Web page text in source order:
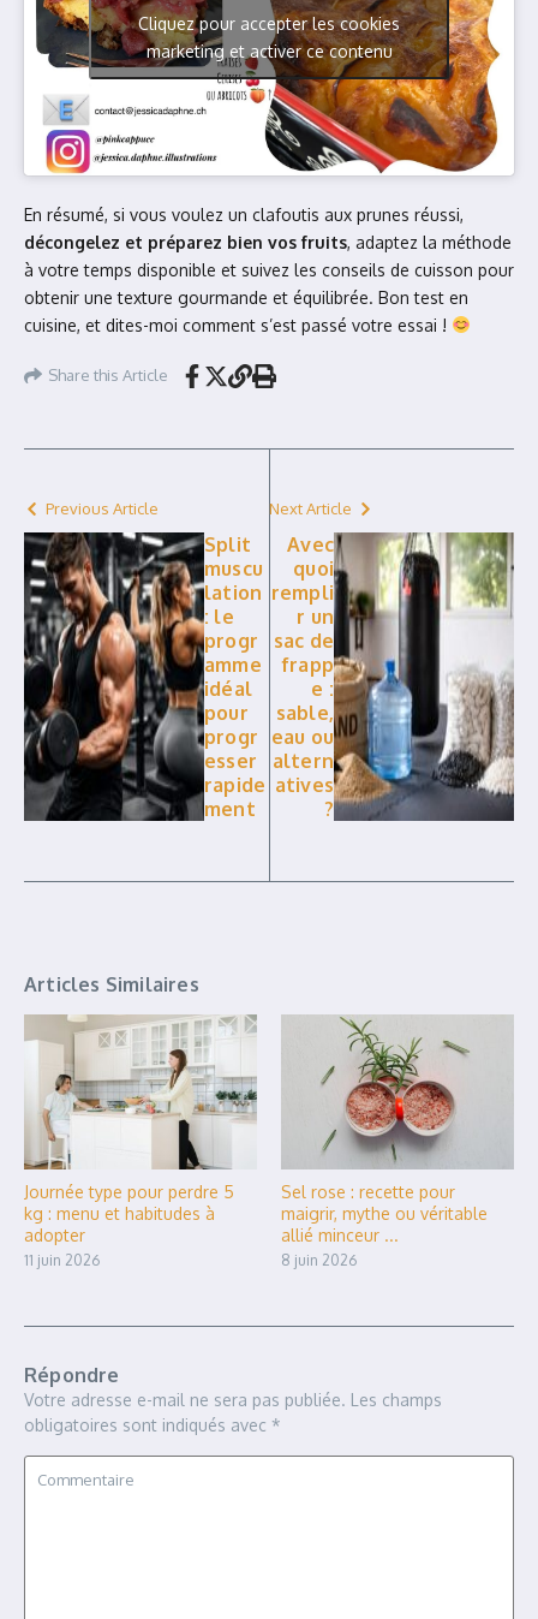
Cliquez pour accepter les cookies
marketing et activer ce contenu
En résumé, si vous voulez un clafoutis aux prunes réussi,
décongelez et préparez bien vos fruits, adaptez la méthode
à votre temps disponible et suivez les conseils de cuisson pour
obtenir une texture gourmande et équilibrée. Bon test en
cuisine, et dites-moi comment s’est passé votre essai !
Share this Article
Previous Article
Split
muscu
lation
: le
progr
amme
idéal
pour
progr
esser
rapide
ment
Next Article
Avec
quoi
rempli
r un
sac de
frapp
e :
sable,
eau ou
altern
atives
?
Articles Similaires
Journée type pour perdre 5
kg : menu et habitudes à
adopter
11 juin 2026
Sel rose : recette pour
maigrir, mythe ou véritable
allié minceur ...
8 juin 2026
Répondre
Votre adresse e-mail ne sera pas publiée. Les champs
obligatoires sont indiqués avec *